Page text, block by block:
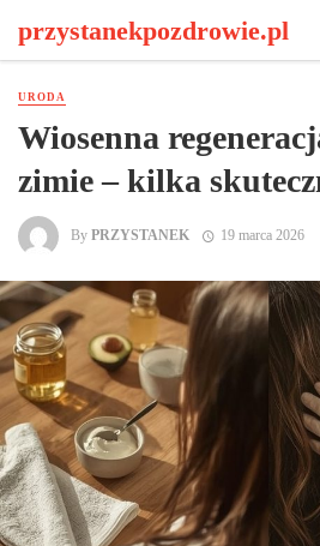
przystanekpozdrowie.pl
URODA
Wiosenna
zimie – kilka
By PRZYSTANEK 19 marca 2026